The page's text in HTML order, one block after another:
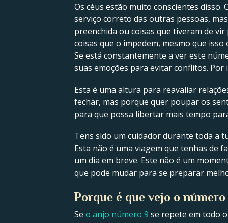
Os céus estão muito conscientes
serviço correto das outras pessoas,
preenchida ou coisas que tiveram de
coisas que o impedem, mesmo que
Se está constantemente a ver este
suas emoções para evitar conflitos.
Esta é uma altura para reavaliar
fechar, mas porque quer poupar os
para que possa libertar mais tempo
Tens sido um cuidador durante toda a
Esta não é uma viagem que tenhas de
um dia em breve. Este não é um
que pode mudar para se preparar
Porque é que vejo o
Se o anjo número 9 se repete em todo